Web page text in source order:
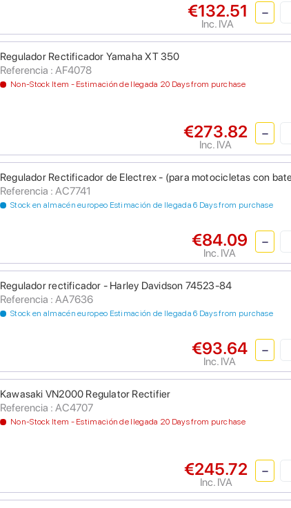
€132.51
Inc. IVA
Regulador Rectificador Yamaha XT 350
Referencia : AF4078
Non-Stock Item - Estimación de llegada 20 Days from purchase
€273.82
Inc. IVA
Regulador Rectificador de Electrex - (para motocicletas con
Referencia : AC7741
Stock en almacén europeo Estimación de llegada 6 Days from purchase
€84.09
Inc. IVA
Regulador rectificador - Harley Davidson 74523-84
Referencia : AA7636
Stock en almacén europeo Estimación de llegada 6 Days from purchase
€93.64
Inc. IVA
Kawasaki VN2000 Regulator Rectifier
Referencia : AC4707
Non-Stock Item - Estimación de llegada 20 Days from purchase
€245.72
Inc. IVA